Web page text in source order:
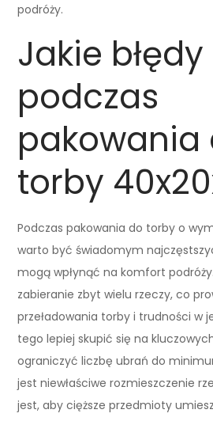
podróży.
Jakie
podczas
pakowania
torby
Podczas pakowania do torby o
warto być świadomym
mogą wpłynąć na komfort
zabieranie zbyt wielu rzeczy, co
przeładowania torby i trudności w
tego lepiej skupić się na
ograniczyć liczbę ubrań do
jest niewłaściwe rozmieszczenie
jest, aby cięższe przedmioty